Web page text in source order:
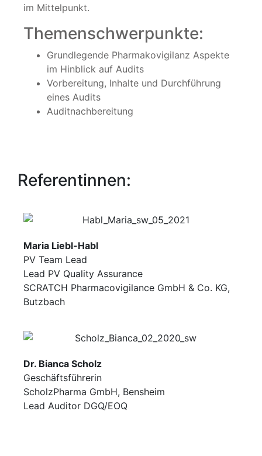
im Mittelpunkt.
Themenschwerpunkte:
Grundlegende Pharmakovigilanz Aspekte
im Hinblick auf Audits
Vorbereitung, Inhalte und Durchführung
eines Audits
Auditnachbereitung
Referentinnen:
Maria Liebl-Habl
PV Team Lead
Lead PV Quality Assurance
SCRATCH Pharmacovigilance GmbH & Co. KG,
Butzbach
Dr. Bianca Scholz
Geschäftsführerin
ScholzPharma GmbH, Bensheim
Lead Auditor DGQ/EOQ